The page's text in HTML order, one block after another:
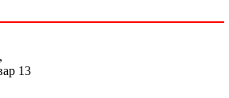
13